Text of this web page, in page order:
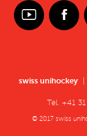
swiss unihockey|
Tel. +41
© 2017 swiss